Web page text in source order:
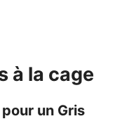
à la cage
un Gris